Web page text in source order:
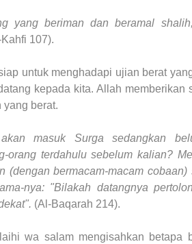
yang beriman dan beramal
107).
untuk menghadapi ujian berat
kepada kita. Allah
yang berat.
masuk Surga sedangkan
orang terdahulu sebelum kalian?
(dengan bermacam-macam
nya: "Bilakah datangnya
(Al-Baqarah 214).
wa salam mengisahkan betapa